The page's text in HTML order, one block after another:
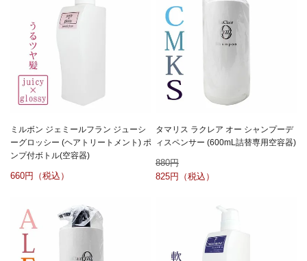
ミルボン ジェミールフラン ジューシ
ーグロッシー (ヘアトリートメント) ポ
ンプ付ボトル(空容器)
660
タマリス ラクレア オー シャンプーデ
ィスペンサー (600mL詰替専用空容器)
880
825